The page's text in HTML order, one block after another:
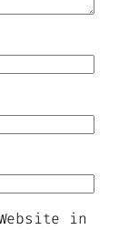
in